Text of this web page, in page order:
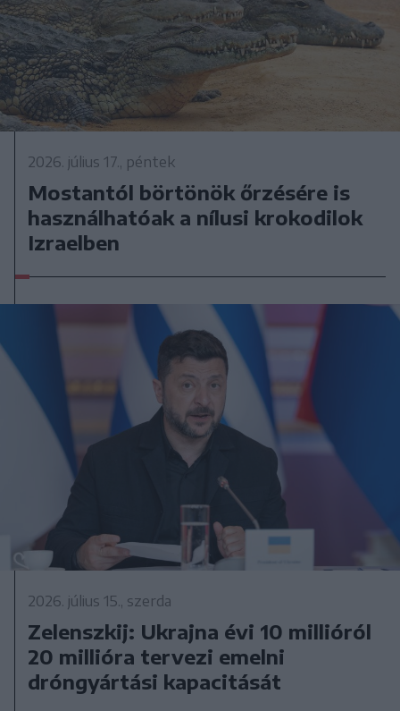
2026. július 17., péntek
Mostantól börtönök őrzésére is
használhatóak a nílusi krokodilok
Izraelben
2026. július 15., szerda
Zelenszkij: Ukrajna évi 10 millióról
20 millióra tervezi emelni
dróngyártási kapacitását